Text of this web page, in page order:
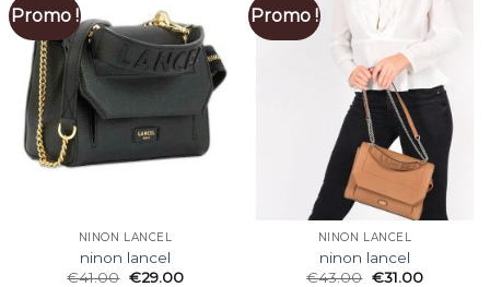
Promo !
NINON LANCEL
ninon lancel
€41.00 €29.00
Promo !
NINON LANCEL
ninon lancel
€43.00 €31.00